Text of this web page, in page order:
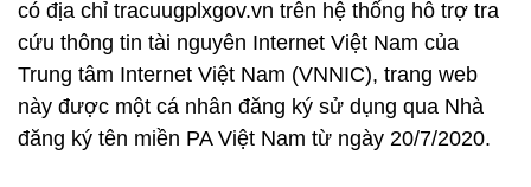
có địa chỉ tracuugplxgov.vn trên hệ thống hỗ trợ tra
cứu thông tin tài nguyên Internet Việt Nam của
Trung tâm Internet Việt Nam (VNNIC), trang web
này được một cá nhân đăng ký sử dụng qua Nhà
đăng ký tên miền PA Việt Nam từ ngày 20/7/2020.